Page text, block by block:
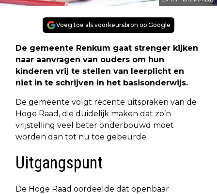
Voeg toe als voorkeursbron op Google
De gemeente Renkum gaat strenger kijken
naar aanvragen van ouders om hun
kinderen vrij te stellen van leerplicht en
niet in te schrijven in het basisonderwijs.
De gemeente volgt recente uitspraken van de
Hoge Raad, die duidelijk maken dat zo’n
vrijstelling veel beter onderbouwd moet
worden dan tot nu toe gebeurde.
Uitgangspunt
De Hoge Raad oordeelde dat openbaar